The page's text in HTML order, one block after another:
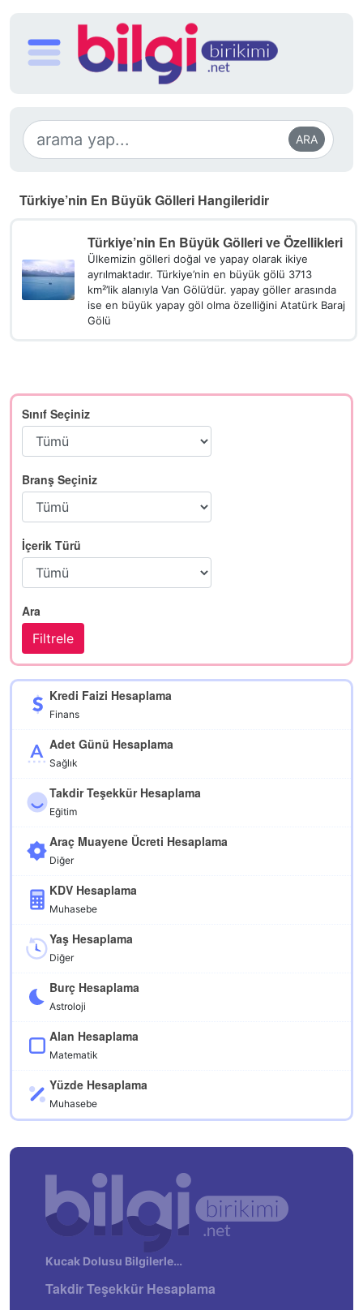
ARA
Türkiye’nin En Büyük Gölleri Hangileridir
Türkiye’nin En Büyük Gölleri ve Özellikleri
Ülkemizin gölleri doğal ve yapay olarak ikiye
ayrılmaktadır. Türkiye’nin en büyük gölü 3713
km²’lik alanıyla Van Gölü’dür. yapay göller arasında
ise en büyük yapay göl olma özelliğini Atatürk Baraj
Gölü
Sınıf Seçiniz
Branş Seçiniz
İçerik Türü
Ara
Kredi Faizi Hesaplama
Finans
Adet Günü Hesaplama
Sağlık
Takdir Teşekkür Hesaplama
Eğitim
Araç Muayene Ücreti Hesaplama
Diğer
KDV Hesaplama
Muhasebe
Yaş Hesaplama
Diğer
Burç Hesaplama
Astroloji
Alan Hesaplama
Matematik
Yüzde Hesaplama
Muhasebe
Kucak Dolusu Bilgilerle…
Takdir Teşekkür Hesaplama